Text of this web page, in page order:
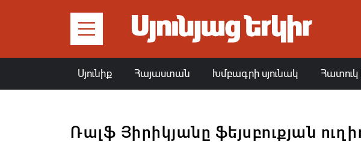
Սյունիք Հայաստան Խմբագրի սյունակ
Ռալֆ Յիրիկյանը ֆեյսբուքյան